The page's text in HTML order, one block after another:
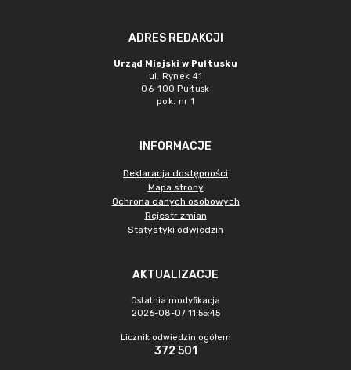
ADRES REDAKCJI
Urząd Miejski w Pułtusku
ul. Rynek 41
06-100 Pułtusk
pok. nr 1
INFORMACJE
Deklaracja dostępności
Mapa strony
Ochrona danych osobowych
Rejestr zmian
Statystyki odwiedzin
AKTUALIZACJE
Ostatnia modyfikacja
2026-08-07 11:55:45
Licznik odwiedzin ogółem
372 501